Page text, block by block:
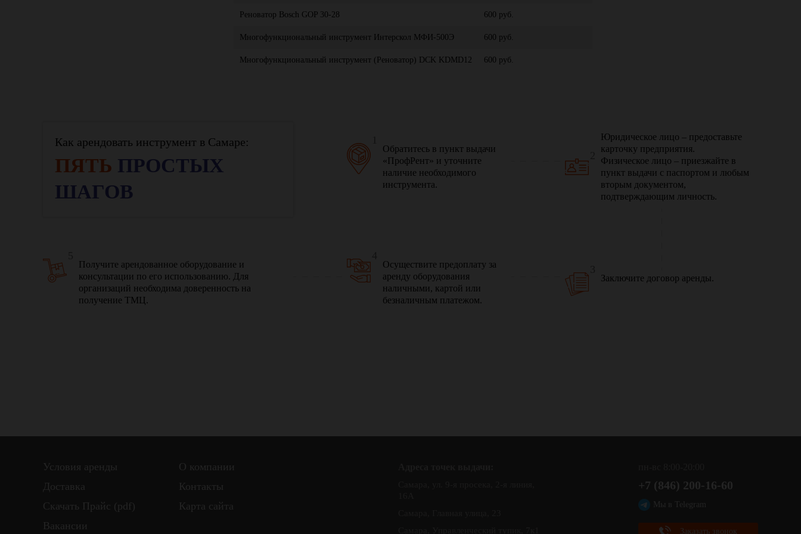
Реноватор Bosch GOP 30-28 600 руб.
Многофункциональный инструмент Интерскол МФИ-500Э 600 руб.
Многофункциональный инструмент (Реноватор) DCK KDMD12 600 руб.
Как арендовать инструмент в Самаре:
ПЯТЬ ПРОСТЫХ
ШАГОВ
Обратитесь в пункт выдачи
«ПрофРент» и уточните
наличие необходимого
инструмента.
Юридическое лицо – предоставьте
карточку предприятия.
Физическое лицо – приезжайте в
пункт выдачи с паспортом и любым
вторым документом,
подтверждающим личность.
Получите арендованное оборудование и
консультации по его использованию. Для
организаций необходима доверенность на
получение ТМЦ.
Осуществите предоплату за
аренду оборудования
наличными, картой или
безналичным платежом.
Заключите договор аренды.
Условия аренды
Доставка
Скачать Прайс (pdf)
Вакансии
О компании
Контакты
Карта сайта
+7 (846) 200-16-60
Мы в Telegram
Заказать звонок